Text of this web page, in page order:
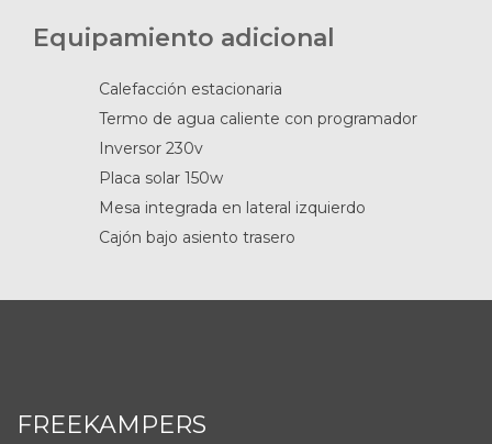
Equipamiento adicional
Calefacción estacionaria
Termo de agua caliente con programador
Inversor 230v
Placa solar 150w
Mesa integrada en lateral izquierdo
Cajón bajo asiento trasero
FREEKAMPERS